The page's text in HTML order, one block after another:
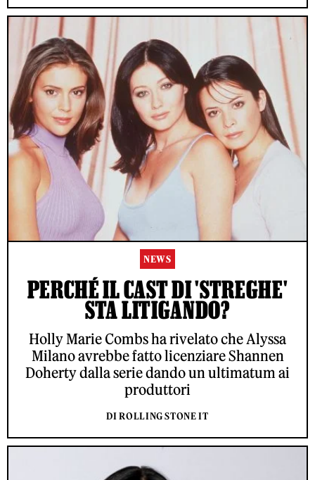
NEWS
PERCHÉ IL CAST DI 'STREGHE'
STA LITIGANDO?
Holly Marie Combs ha rivelato che Alyssa
Milano avrebbe fatto licenziare Shannen
Doherty dalla serie dando un ultimatum ai
produttori
DI ROLLING STONE IT